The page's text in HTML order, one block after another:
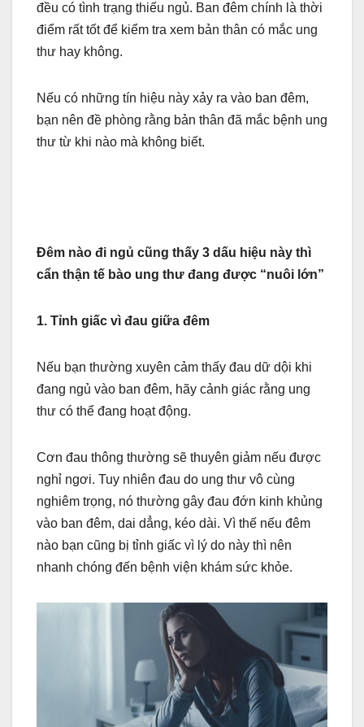
đều có tình trạng thiếu ngủ. Ban đêm chính là thời
điểm rất tốt để kiểm tra xem bản thân có mắc ung
thư hay không.
Nếu có những tín hiệu này xảy ra vào ban đêm,
bạn nên đề phòng rằng bản thân đã mắc bệnh ung
thư từ khi nào mà không biết.
Đêm nào đi ngủ cũng thấy 3 dấu hiệu này thì
cẩn thận tế bào ung thư đang được “nuôi lớn”
1. Tỉnh giấc vì đau giữa đêm
Nếu bạn thường xuyên cảm thấy đau dữ dội khi
đang ngủ vào ban đêm, hãy cảnh giác rằng ung
thư có thể đang hoạt động.
Cơn đau thông thường sẽ thuyên giảm nếu được
nghỉ ngơi. Tuy nhiên đau do ung thư vô cùng
nghiêm trọng, nó thường gây đau đớn kinh khủng
vào ban đêm, dai dẳng, kéo dài. Vì thế nếu đêm
nào bạn cũng bị tỉnh giấc vì lý do này thì nên
nhanh chóng đến bệnh viện khám sức khỏe.